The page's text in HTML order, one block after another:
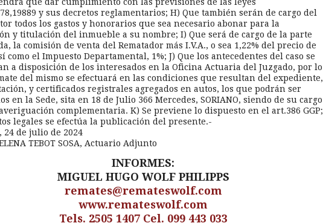
y sus decretos reglamentarios; H) Que también serán de cargo del
todos los gastos y honorarios que sea necesario abonar para la
y titulación del inmueble a su nombre; I) Que será de cargo de la parte
la comisión de venta del Rematador más I.V.A., o sea 1,22% del precio de
como el Impuesto Departamental, 1%; J) Que los antecedentes del caso se
a disposición de los interesados en la Oficina Actuaria del Juzgado, por lo
del mismo se efectuará en las condiciones que resultan del expediente,
y certificados registrales agregados en autos, los que podrán ser
en la Sede, sita en 18 de Julio 366 Mercedes, SORIANO, siendo de su cargo
complementaria. K) Se previene lo dispuesto en el art.386 GGP;
legales se efectúa la publicación del presente.-
24 de julio de 2024
TEBOT SOSA, Actuario Adjunto
INFORMES:
MIGUEL HUGO WOLF PHILIPPS
remates@remateswolf.com
www.remateswolf.com
Tels. 2505 1407 Cel. 099 443 033